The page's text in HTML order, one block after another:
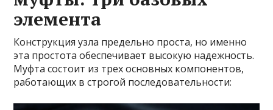
элемента
Конструкция узла предельно проста, но именно
эта простота обеспечивает высокую надежность.
Муфта состоит из трех основных компонентов,
работающих в строгой последовательности: